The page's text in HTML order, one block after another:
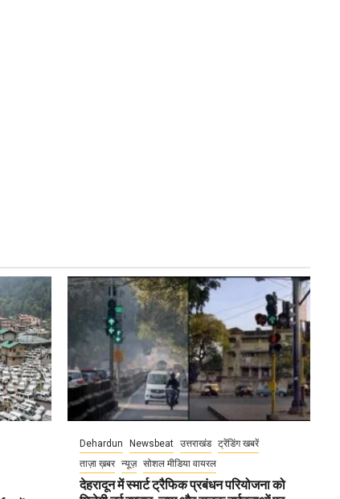
Dehardun Newsbeat उत्तराखंड
ट्रेंडिंग खबरें
ताज़ा ख़बर
न्यूज़ सोशल मीडिया वायरल
देहरादून में स्मार्ट ट्रैफिक प्रबंधन परियोजना को